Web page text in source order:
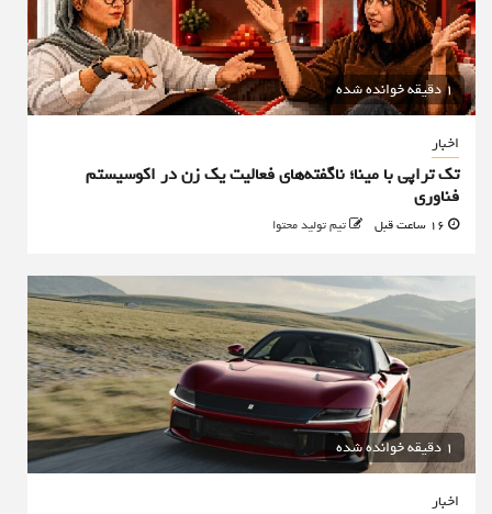
1 دقیقه خوانده شده
اخبار
تک تراپی با مینا؛ ناگفته‌های فعالیت یک زن در اکوسیستم
فناوری
تیم تولید محتوا
1 دقیقه خوانده شده
اخبار